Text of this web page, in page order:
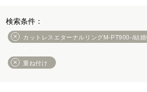
カットレスエターナルリングM-PT900-/結
重ね付け